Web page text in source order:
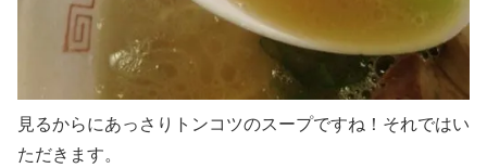
見るからにあっさりトンコツのスープですね！それではい
ただきます。